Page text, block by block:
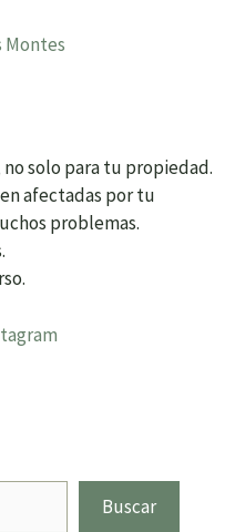
Montes
solo para tu propiedad.
afectadas por tu
problemas.
Buscar